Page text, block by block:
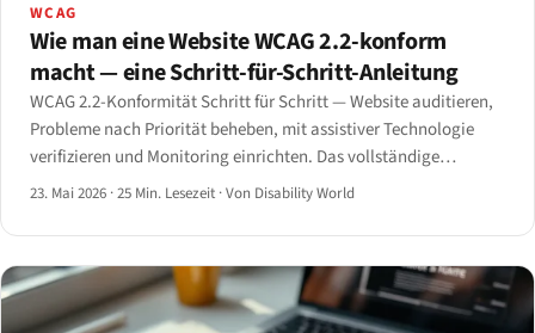
WCAG
Wie man eine Website WCAG 2.2-konform
macht — eine Schritt-für-Schritt-Anleitung
WCAG 2.2-Konformität Schritt für Schritt — Website auditieren,
Probleme nach Priorität beheben, mit assistiver Technologie
verifizieren und Monitoring einrichten. Das vollständige
Playbook 2026.
23. Mai 2026 ·25 Min. Lesezeit ·Von Disability World